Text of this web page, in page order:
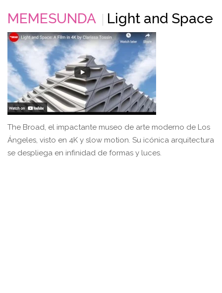
MEMESUNDA Light and Space
The Broad, el impactante museo de arte moderno de Los
Ángeles, visto en 4K y slow motion. Su icónica arquitectura
se despliega en infinidad de formas y luces.